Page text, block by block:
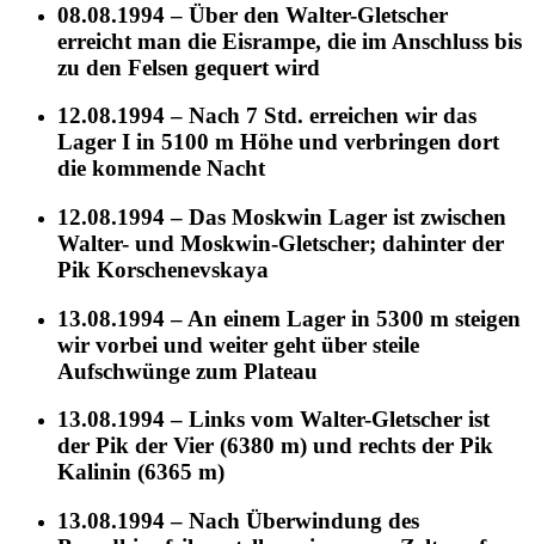
08.08.1994 – Über den Walter-Gletscher
erreicht man die Eisrampe, die im Anschluss bis
zu den Felsen gequert wird
12.08.1994 – Nach 7 Std. erreichen wir das
Lager I in 5100 m Höhe und verbringen dort
die kommende Nacht
12.08.1994 – Das Moskwin Lager ist zwischen
Walter- und Moskwin-Gletscher; dahinter der
Pik Korschenevskaya
13.08.1994 – An einem Lager in 5300 m steigen
wir vorbei und weiter geht über steile
Aufschwünge zum Plateau
13.08.1994 – Links vom Walter-Gletscher ist
der Pik der Vier (6380 m) und rechts der Pik
Kalinin (6365 m)
13.08.1994 – Nach Überwindung des